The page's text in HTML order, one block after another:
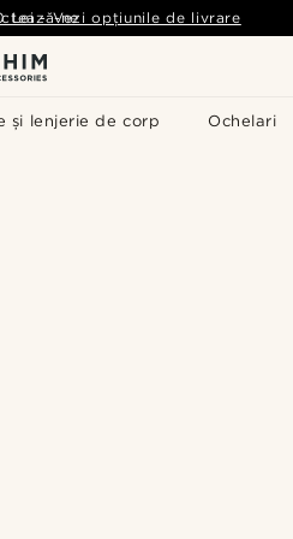
și lenjerie de corp Ochelari
Lei - Vezi opțiunile de livrare
ne